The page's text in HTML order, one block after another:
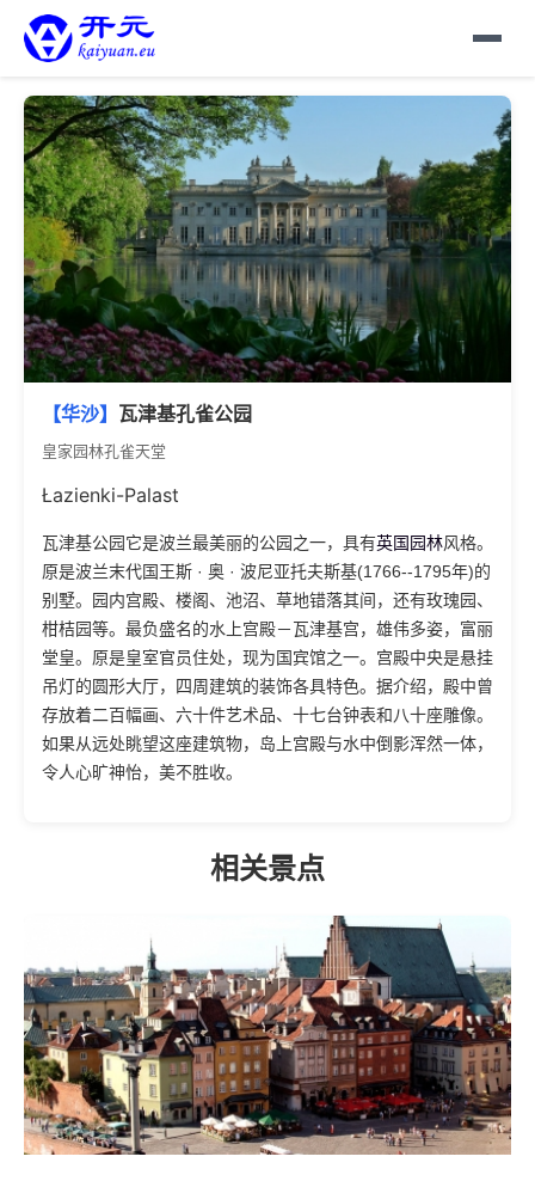
【华沙】 瓦津基孔雀公园
皇家园林孔雀天堂
Łazienki-Palast
瓦津基公园它是波兰最美丽的公园之一，具有英国园林风格。
原是波兰末代国王斯 · 奥 · 波尼亚托夫斯基(1766--1795年)的
别墅。园内宫殿、楼阁、池沼、草地错落其间，还有玫瑰园、
柑桔园等。最负盛名的水上宫殿－瓦津基宫，雄伟多姿，富丽
堂皇。原是皇室官员住处，现为国宾馆之一。宫殿中央是悬挂
吊灯的圆形大厅，四周建筑的装饰各具特色。据介绍，殿中曾
存放着二百幅画、六十件艺术品、十七台钟表和八十座雕像。
如果从远处眺望这座建筑物，岛上宫殿与水中倒影浑然一体，
令人心旷神怡，美不胜收。
相关景点